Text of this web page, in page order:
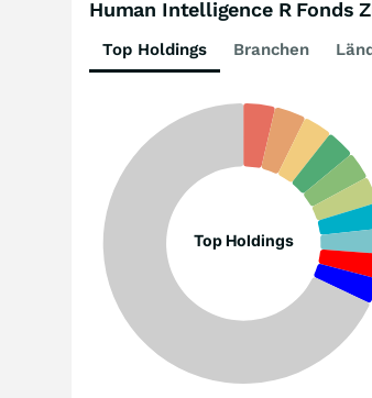
Human Intelligence R Fonds
Top Holdings Branchen
Top Holdings